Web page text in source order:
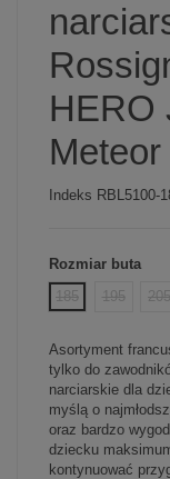
HERO
Indeks RBL5100-
Rozmiar buta
185
195 205
Asortyment
tylko do
narciarskie dla
myślą o
oraz bardzo
dziecku
kontynuować